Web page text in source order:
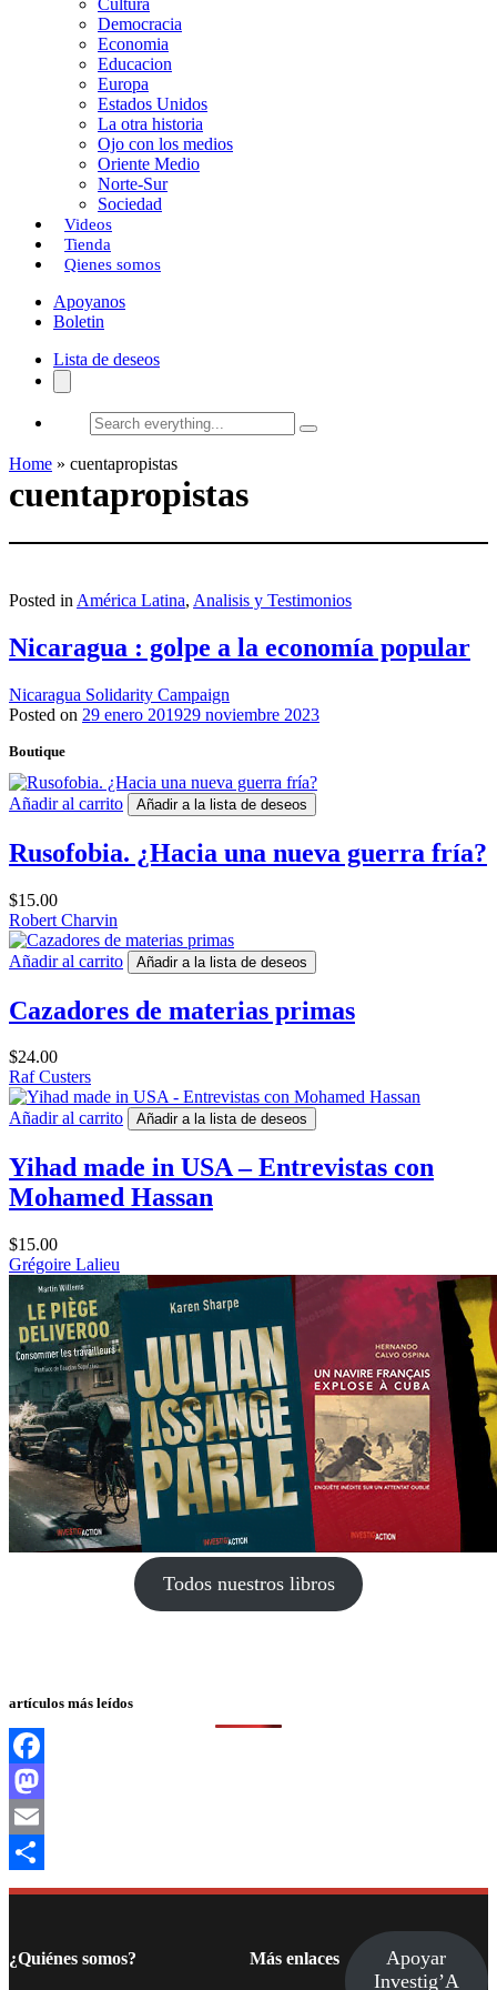
Cultura
Democracia
Economia
Educacion
Europa
Estados Unidos
La otra historia
Ojo con los medios
Oriente Medio
Norte-Sur
Sociedad
Videos
Tienda
Qienes somos
Apoyanos
Boletin
Lista de deseos
Search
everything...
Home » cuentapropistas
cuentapropistas
Posted in América Latina, Analisis y Testimonios
Nicaragua : golpe a la economía popular
Nicaragua Solidarity Campaign
Posted on 29 enero 201929 noviembre 2023
Boutique
Añadir al carrito Añadir a la lista de deseos
Rusofobia. ¿Hacia una nueva guerra fría?
$15.00
Robert Charvin
Añadir al carrito Añadir a la lista de deseos
Cazadores de materias primas
$24.00
Raf Custers
Añadir al carrito Añadir a la lista de deseos
Yihad made in USA – Entrevistas con
Mohamed Hassan
$15.00
Grégoire Lalieu
Todos nuestros libros
artículos más leídos
Facebook
Mastodon
Email
Compartir
¿Quiénes somos?
Más enlaces
Apoyar
Investig’A